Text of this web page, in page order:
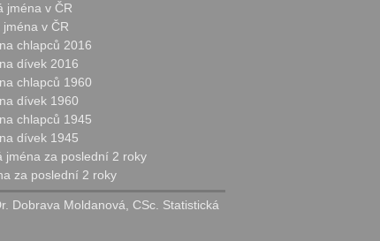
jména v ČR
v ČR
chlapců 2016
dívek 2016
chlapců 1960
dívek 1960
chlapců 1945
dívek 1945
jména za poslední 2 roky
za poslední 2 roky
Dobrava Moldanová, CSc. Statistická